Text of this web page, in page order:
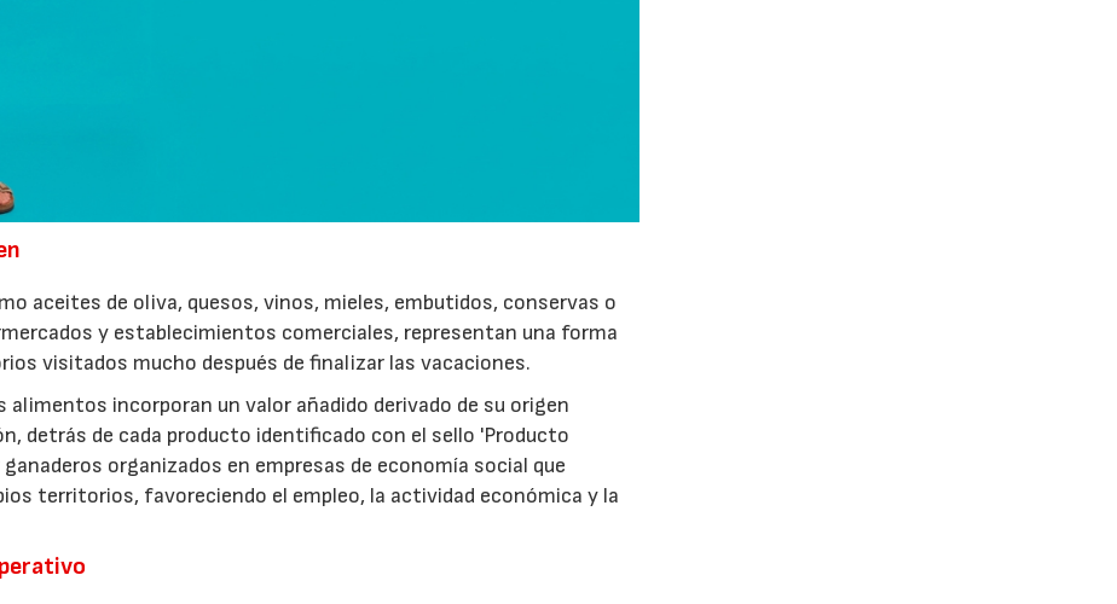
aceites de oliva, quesos, vinos, mieles, embutidos, conservas o
y establecimientos comerciales, representan una forma
visitados mucho después de finalizar las vacaciones.
incorporan un valor añadido derivado de su origen
detrás de cada producto identificado con el sello 'Producto
organizados en empresas de economía social que
territorios, favoreciendo el empleo, la actividad económica y la